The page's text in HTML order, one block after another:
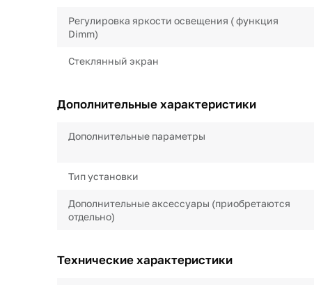
Регулировка яркости освещения ( функция
Dimm)
Стеклянный экран
Дополнительные характеристики
Дополнительные параметры
Тип установки
Дополнительные аксессуары (приобретаются
отдельно)
Технические характеристики